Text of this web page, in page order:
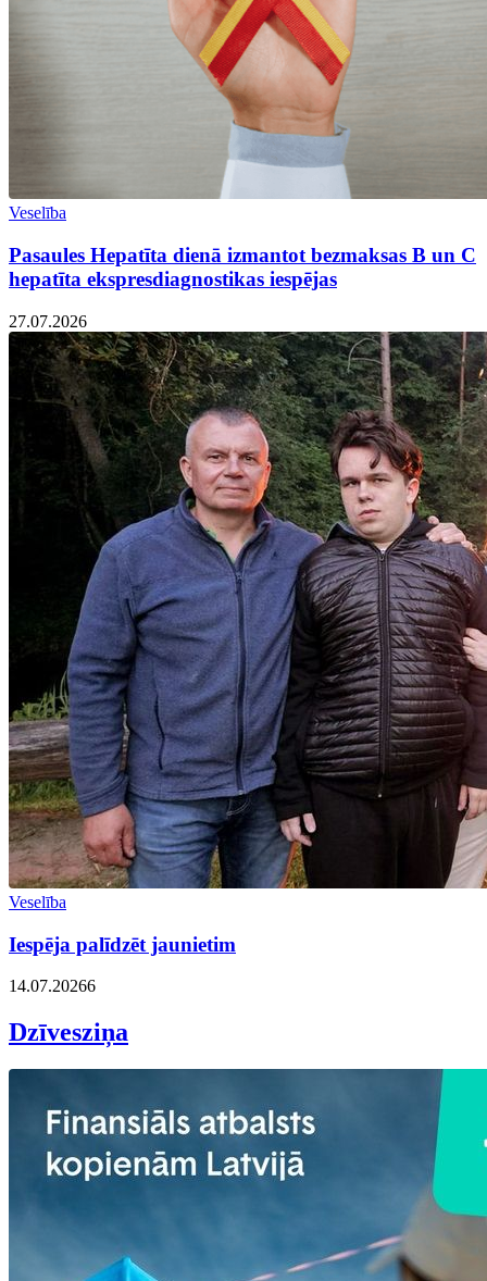
Veselība
Pasaules Hepatīta dienā izmantot bezmaksas B un C
hepatīta ekspresdiagnostikas iespējas
27.07.2026
Veselība
Iespēja palīdzēt jaunietim
14.07.20266
Dzīvesziņa